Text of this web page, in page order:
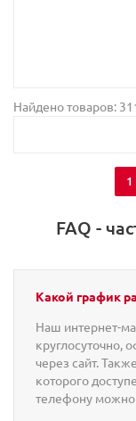
Найдено товаров:
1
FAQ -
Какой график
Наш интернет-
круглосуточно,
через сайт.
которого
телефону можно